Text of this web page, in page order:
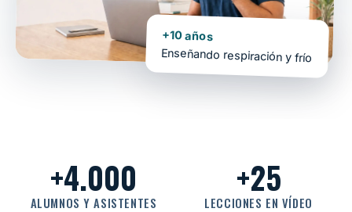
+10 años
Enseñando respiración y frío
+4.000
ALUMNOS Y ASISTENTES
+25
LECCIONES EN VÍDEO